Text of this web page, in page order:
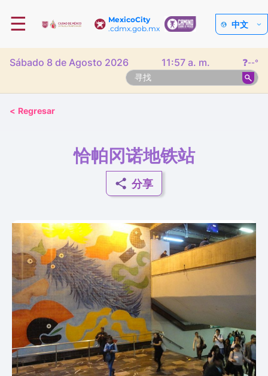
MexicoCity
.cdmx.gob.mx
☰ 中文
Sábado 8 de Agosto 2026 11:57 a. m. ❓--°
< Regresar
恰帕冈诺地铁站
分享